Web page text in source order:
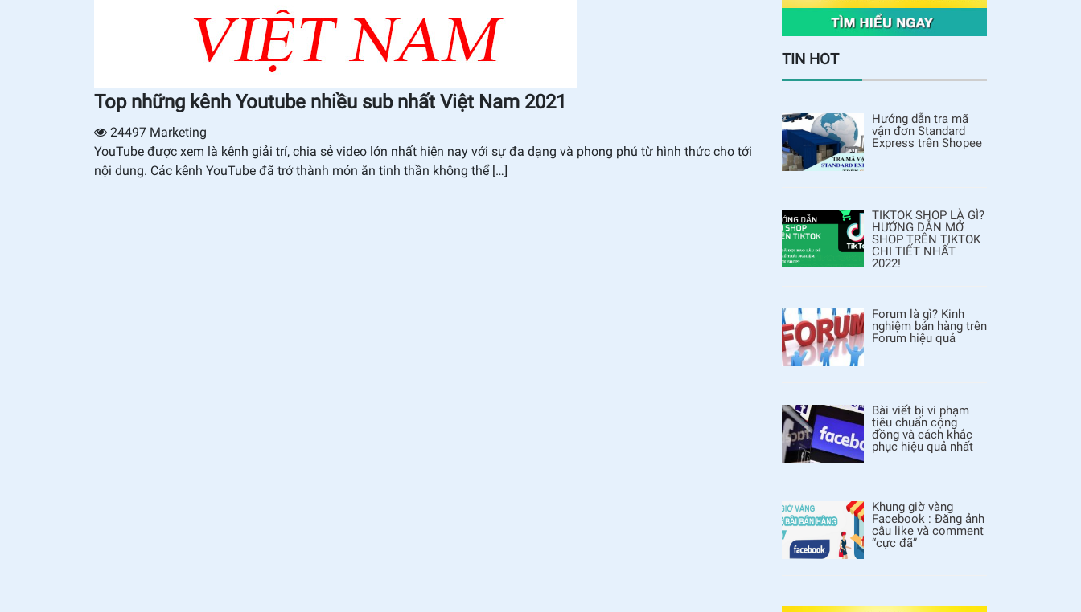
Top những kênh Youtube nhiều sub nhất Việt Nam 2021
24497 Marketing
YouTube được xem là kênh giải trí, chia sẻ video lớn nhất hiện nay với sự đa dạng và phong phú từ hình thức cho tới
nội dung. Các kênh YouTube đã trở thành món ăn tinh thần không thể […]
TIN HOT
Hướng dẫn tra mã
vận đơn Standard
Express trên Shopee
TIKTOK SHOP LÀ GÌ?
HƯỚNG DẪN MỞ
SHOP TRÊN TIKTOK
CHI TIẾT NHẤT
2022!
Forum là gì? Kinh
nghiệm bán hàng trên
Forum hiệu quả
Bài viết bị vi phạm
tiêu chuẩn cộng
đồng và cách khắc
phục hiệu quả nhất
Khung giờ vàng
Facebook : Đăng ảnh
câu like và comment
“cực đã”